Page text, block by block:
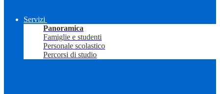
Servizi
Panoramica
Famiglie e studenti
Personale scolastico
Percorsi di studio